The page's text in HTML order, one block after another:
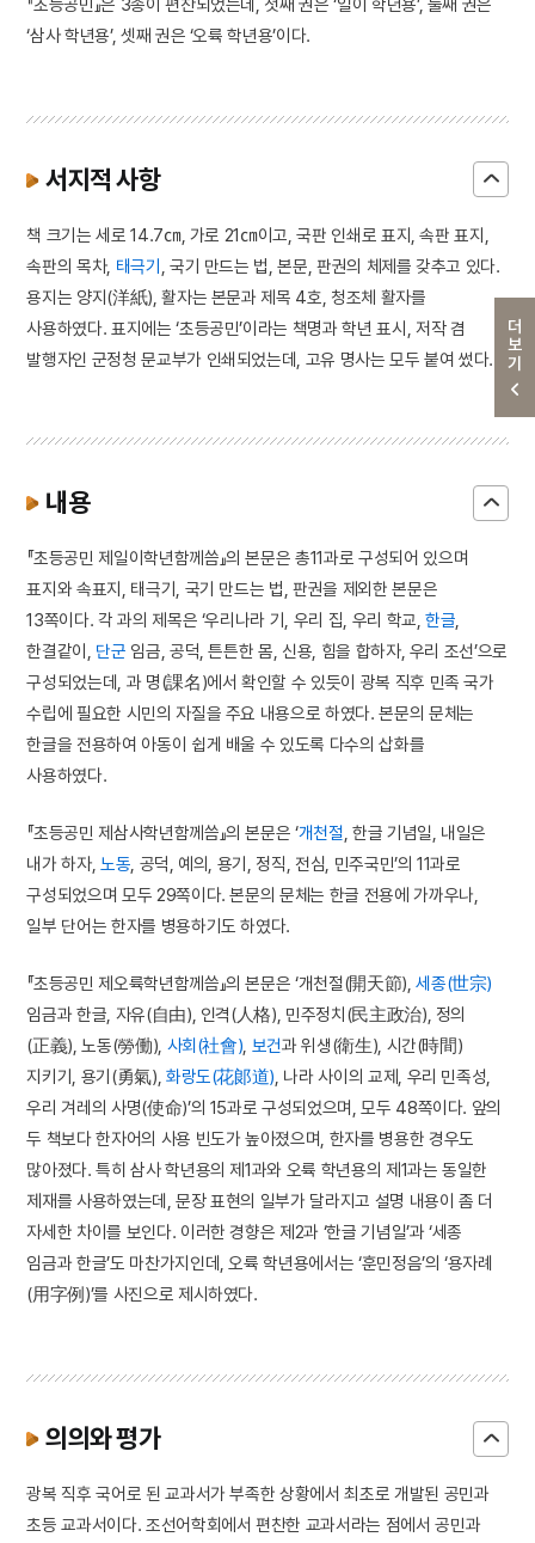
더보기
『초등공민』은 3종이 편찬되었는데, 첫째 권은 ‘일이 학년용’, 둘째 권은
‘삼사 학년용’, 셋째 권은 ‘오륙 학년용’이다.
서지적 사항
책 크기는 세로 14.7㎝, 가로 21㎝이고, 국판 인쇄로 표지, 속판 표지,
속판의 목차, 태극기 , 국기 만드는 법, 본문, 판권의 체제를 갖추고 있다.
용지는 양지(洋紙), 활자는 본문과 제목 4호, 청조체 활자를
사용하였다. 표지에는 ‘초등공민’이라는 책명과 학년 표시, 저작 겸
발행자인 군정청 문교부가 인쇄되었는데, 고유 명사는 모두 붙여 썼다.
내용
『초등공민 제일이학년함께씀』의 본문은 총11과로 구성되어 있으며
표지와 속표지, 태극기, 국기 만드는 법, 판권을 제외한 본문은
13쪽이다. 각 과의 제목은 ‘우리나라 기, 우리 집, 우리 학교,한글
한결같이, 단군 임금, 공덕, 튼튼한 몸, 신용, 힘을 합하자, 우리 조선’으로
구성되었는데, 과 명(課名)에서 확인할 수 있듯이 광복 직후 민족 국가
수립에 필요한 시민의 자질을 주요 내용으로 하였다. 본문의 문체는
한글을 전용하여 아동이 쉽게 배울 수 있도록 다수의 삽화를
사용하였다.
『초등공민 제삼사학년함께씀』의 본문은 ‘개천절 , 한글 기념일, 내일은
내가 하자, 노동 , 공덕, 예의, 용기, 정직, 전심, 민주국민’의 11과로
구성되었으며 모두 29쪽이다. 본문의 문체는 한글 전용에 가까우나,
일부 단어는 한자를 병용하기도 하였다.
『초등공민 제오륙학년함께씀』의 본문은 ‘개천절(開天節),세종(世宗)
임금과 한글, 자유(自由), 인격(人格), 민주정치(民主政治), 정의
(正義), 노동(勞働), 사회(社會) 보건과 위생(衛生), 시간(時間)
지키기, 용기(勇氣), 화랑도(花郞道) , 나라 사이의 교제, 우리 민족성,
우리 겨레의 사명(使命)’의 15과로 구성되었으며, 모두 48쪽이다. 앞의
두 책보다 한자어의 사용 빈도가 높아졌으며, 한자를 병용한 경우도
많아졌다. 특히 삼사 학년용의 제1과와 오륙 학년용의 제1과는 동일한
제재를 사용하였는데, 문장 표현의 일부가 달라지고 설명 내용이 좀 더
자세한 차이를 보인다. 이러한 경향은 제2과 ‘한글 기념일’과 ‘세종
임금과 한글’도 마찬가지인데, 오륙 학년용에서는 ‘훈민정음’의 ‘용자례
(用字例)’를 사진으로 제시하였다.
의의와 평가
광복 직후 국어로 된 교과서가 부족한 상황에서 최초로 개발된 공민과
초등 교과서이다. 조선어학회에서 편찬한 교과서라는 점에서 공민과